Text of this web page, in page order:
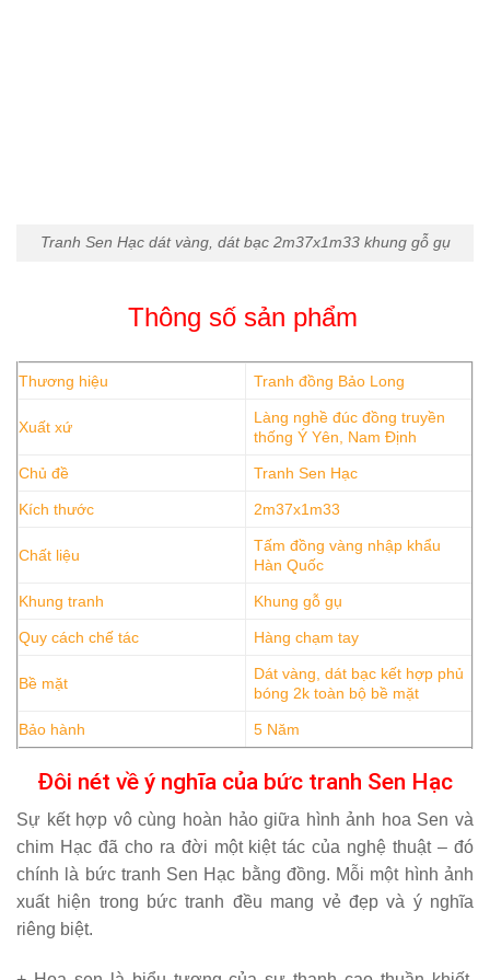
Tranh Sen Hạc dát vàng, dát bạc 2m37x1m33 khung gỗ gụ
Thông số sản phẩm
Thương hiệu Tranh đồng Bảo Long
Xuất xứ
Làng nghề đúc đồng truyền
thống Ý Yên, Nam Định
Chủ đề Tranh Sen Hạc
Kích thước 2m37x1m33
Chất liệu
Tấm đồng vàng nhập khẩu
Hàn Quốc
Khung tranh Khung gỗ gụ
Quy cách chế tác Hàng chạm tay
Bề mặt
Dát vàng, dát bạc kết hợp phủ
bóng 2k toàn bộ bề mặt
Bảo hành 5 Năm
Đôi nét về ý nghĩa của bức tranh Sen Hạc
Sự kết hợp vô cùng hoàn hảo giữa hình ảnh hoa Sen và
chim Hạc đã cho ra đời một kiệt tác của nghệ thuật – đó
chính là bức tranh Sen Hạc bằng đồng. Mỗi một hình ảnh
xuất hiện trong bức tranh đều mang vẻ đẹp và ý nghĩa
riêng biệt.